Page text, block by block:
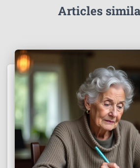
Articles